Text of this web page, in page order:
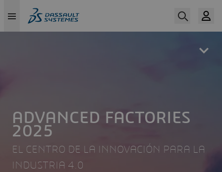
ADVANCED FACTORIES
2025
EL CENTRO DE LA INNOVACIÓN PARA LA
INDUSTRIA 4.0